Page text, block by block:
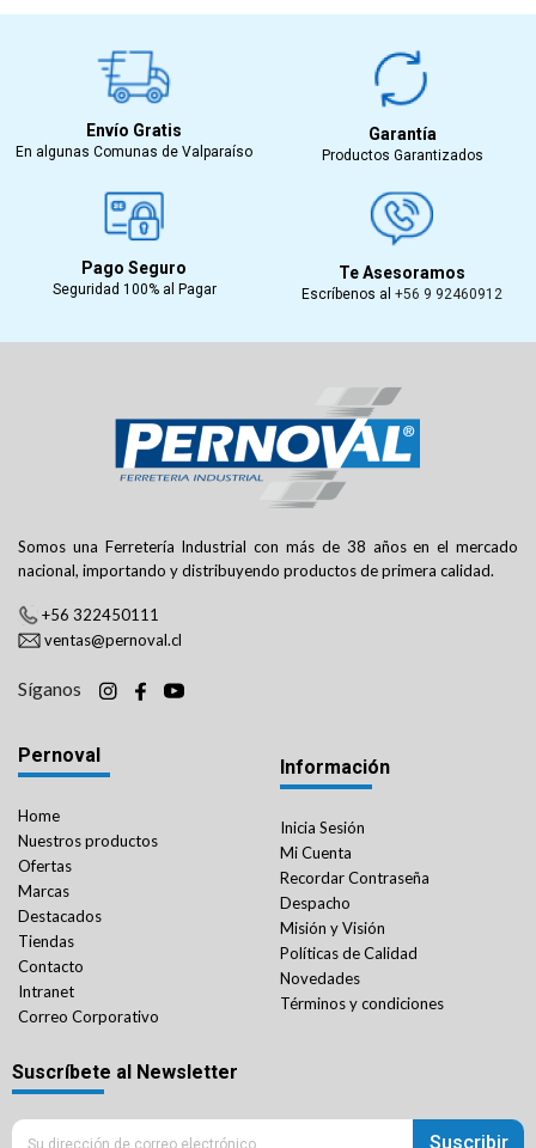
Envío Gratis
En algunas Comunas de Valparaíso
Garantía
Productos Garantizados
Pago Seguro
Seguridad 100% al Pagar
Te Asesoramos
Escríbenos al +56 9 92460912
Somos una Ferretería Industrial con más de 38 años en el mercado
nacional, importando y distribuyendo productos de primera calidad.
+56 322450111
ventas@pernoval.cl
Síganos
Pernoval
Home
Nuestros productos
Ofertas
Marcas
Destacados
Tiendas
Contacto
Intranet
Correo Corporativo
Información
Inicia Sesión
Mi Cuenta
Recordar Contraseña
Despacho
Misión y Visión
Políticas de Calidad
Novedades
Términos y condiciones
Suscríbete al Newsletter
Suscribir